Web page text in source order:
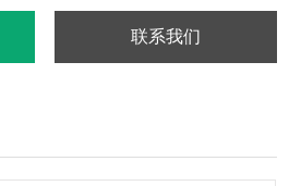
联系我们